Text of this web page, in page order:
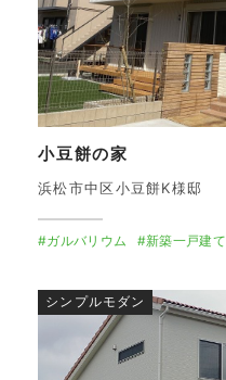
小豆餅の家
浜松市中区小豆餅K様邸
#ガルバリウム #新築一戸建て
シンプルモダン